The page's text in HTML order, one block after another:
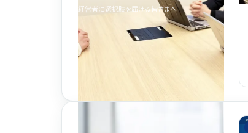
経営者に選択肢を届ける皆さまへ